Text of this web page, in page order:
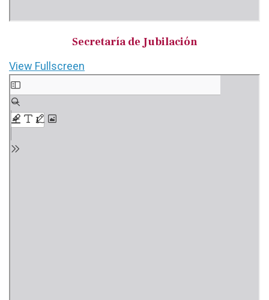
Secretaría de Jubilación
View Fullscreen
Saltar
al
contenido
del
PDF